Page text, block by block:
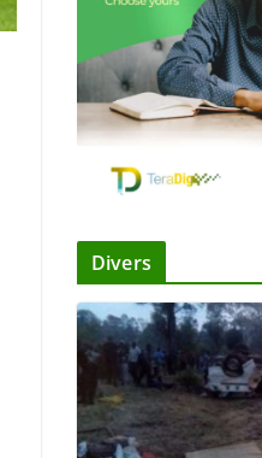
Divers